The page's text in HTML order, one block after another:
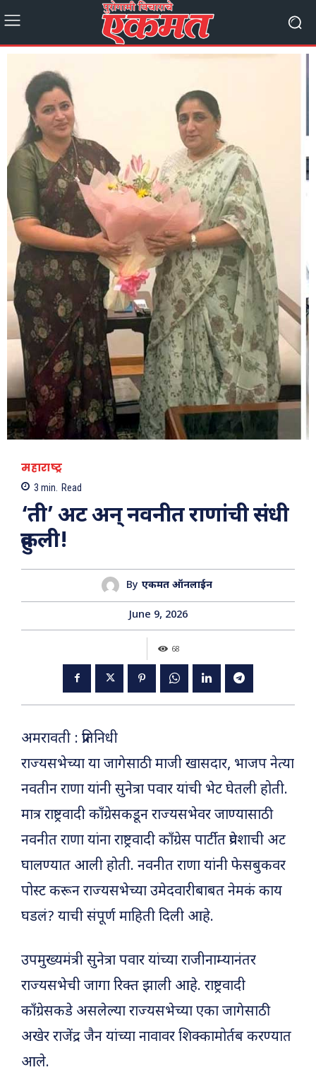
महाराष्ट्र
3 min. Read
‘ती’ अट अन् नवनीत राणांची संधी
हुकली!
By एकमत ऑनलाईन
June 9, 2026
68
अमरावती : प्रतिनिधी
राज्यसभेच्या या जागेसाठी माजी खासदार, भाजप नेत्या
नवतीन राणा यांनी सुनेत्रा पवार यांची भेट घेतली होती.
मात्र राष्ट्रवादी काँग्रेसकडून राज्यसभेवर जाण्यासाठी
नवनीत राणा यांना राष्ट्रवादी काँग्रेस पार्टीत प्रवेशाची अट
घालण्यात आली होती. नवनीत राणा यांनी फेसबुकवर
पोस्ट करून राज्यसभेच्या उमेदवारीबाबत नेमकं काय
घडलं? याची संपूर्ण माहिती दिली आहे.
उपमुख्यमंत्री सुनेत्रा पवार यांच्या राजीनाम्यानंतर
राज्यसभेची जागा रिक्त झाली आहे. राष्ट्रवादी
काँग्रेसकडे असलेल्या राज्यसभेच्या एका जागेसाठी
अखेर राजेंद्र जैन यांच्या नावावर शिक्कामोर्तब करण्यात
आले.